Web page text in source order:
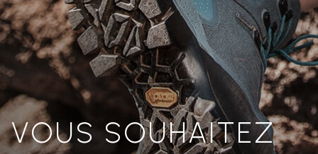
VOUS SOUHAITEZ